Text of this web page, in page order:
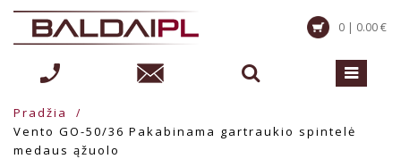
0 | 0.00 €
Pradžia
Vento GO-50/36 Pakabinama gartraukio spintelė
medaus ąžuolo